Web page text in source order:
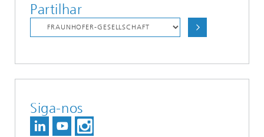
Partilhar
Siga-nos